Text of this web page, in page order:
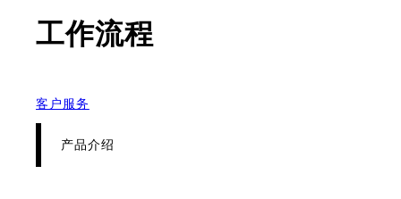
工作流程
客户服务
产品介绍